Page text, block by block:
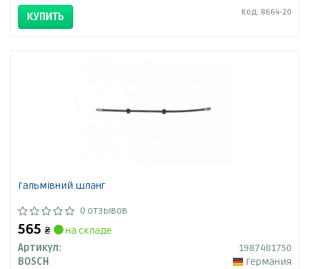
КУПИТЬ Код: 8664-20
Гальмівний шланг
0 отзывов
565 ₴
на складе
Артикул:
1987481750
BOSCH
Германия